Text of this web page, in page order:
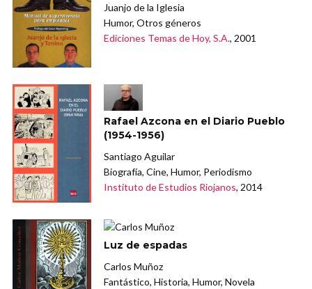
Juanjo de la Iglesia
Humor, Otros géneros
Ediciones Temas de Hoy, S.A., 2001
Rafael Azcona en el Diario Pueblo
(1954-1956)
Santiago Aguilar
Biografía, Cine, Humor, Periodismo
Instituto de Estudios Riojanos, 2014
Luz de espadas
Carlos Muñoz
Fantástico, Historia, Humor, Novela